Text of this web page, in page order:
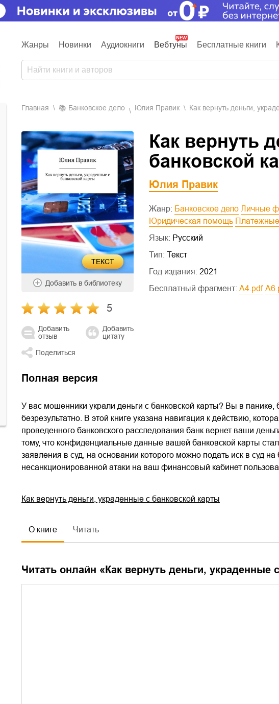
Жанры Новинки Аудиокниги Вебтуны Бесплатные книги
Главная 📚 банковское дело Юлия Правик Как вернуть деньги,
ТЕКСТ
Добавить в библиотеку
5
Добавить
отзыв
Добавить
цитату
Поделиться
Как вернуть
банковской
Юлия Правик
Жанр: Банковское дело Личные
Юридическая помощь
Язык: Русский
Тип: Текст
Год издания: 2021
Бесплатный фрагмент:
a4.pdf
Полная версия
У вас мошенники украли деньги с банковской карты? Вы в панике,
безрезультатно. В этой книге указана навигация к действию,
проведенного банковского расследования банк вернет ваши
тому, что конфиденциальные данные вашей банковской карты
заявления в суд, на основании которого можно подать иск в суд
несанкционированной атаки на ваш финансовый кабинет
Как вернуть деньги, украденные с банковской карты
О книге Читать
Читать онлайн « Как вернуть деньги, украденные